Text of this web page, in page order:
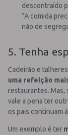
descontraído
“A comida
não de
5. Tenha
Cadeirão e
uma refeição
restaurantes. Mas,
vale a pena ter
os pais continuam
Um exemplo é ter